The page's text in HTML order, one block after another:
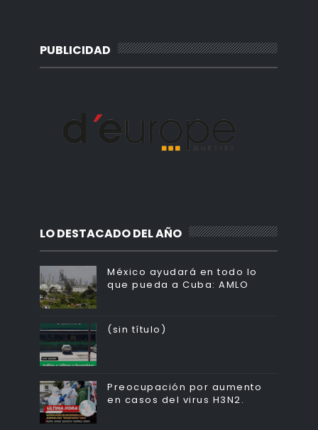
PUBLICIDAD
LO DESTACADO DEL AÑO
México ayudará en todo lo
que pueda a Cuba: AMLO
(sin título)
Preocupación por aumento
en casos del virus H3N2.